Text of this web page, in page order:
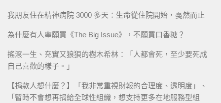
我朋友住在精神病院 3000 多天：生命從住院開始，戞然而止
為什麼有人寧願買《The Big Issue》，不願買口香糖？
搖滾一生、充實又狼狽的樹木希林：「人都會死，至少要死成
自己喜歡的樣子。」
【捐款人想什麼？】「我非常重視財報的合理度、透明度」、
「暫時不會想再捐給全球性組織，想支持更多在地服務型組